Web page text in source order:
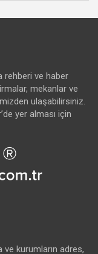
rehberi ve haber
mekanlar ve
ulaşabilirsiniz.
yer alması için
kurumların adres,